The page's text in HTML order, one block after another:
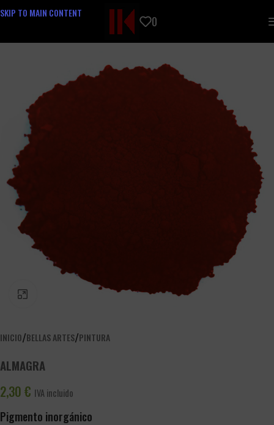
SKIP TO MAIN CONTENT
0
PINCHA PARA AGRANDAR
INICIO/BELLAS ARTES/PINTURA
ALMAGRA
2,30 € IVA incluido
Pigmento inorgánico